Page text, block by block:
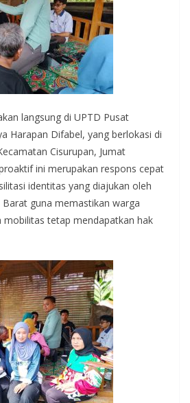
langsung di UPTD Pusat
Harapan Difabel, yang berlokasi di
Cisurupan, Jumat
ini merupakan respons cepat
identitas yang diajukan oleh
Barat guna memastikan warga
mobilitas tetap mendapatkan hak